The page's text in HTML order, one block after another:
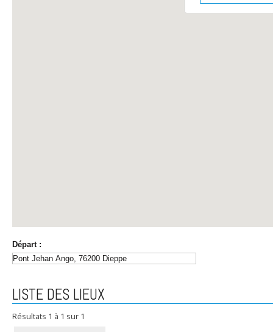
Départ :
LISTE DES LIEUX
Résultats 1 à 1 sur 1